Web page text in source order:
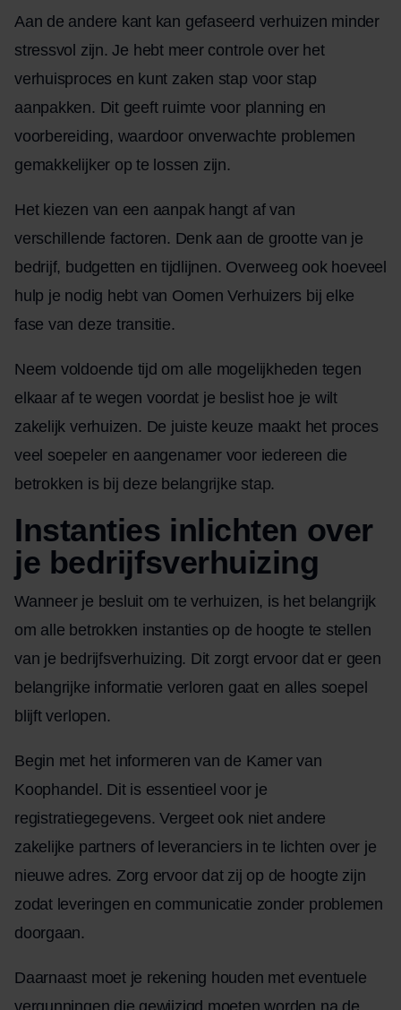
Aan de andere kant kan gefaseerd verhuizen minder
stressvol zijn. Je hebt meer controle over het
verhuisproces en kunt zaken stap voor stap
aanpakken. Dit geeft ruimte voor planning en
voorbereiding, waardoor onverwachte problemen
gemakkelijker op te lossen zijn.
Het kiezen van een aanpak hangt af van
verschillende factoren. Denk aan de grootte van je
bedrijf, budgetten en tijdlijnen. Overweeg ook hoeveel
hulp je nodig hebt van Oomen Verhuizers bij elke
fase van deze transitie.
Neem voldoende tijd om alle mogelijkheden tegen
elkaar af te wegen voordat je beslist hoe je wilt
zakelijk verhuizen. De juiste keuze maakt het proces
veel soepeler en aangenamer voor iedereen die
betrokken is bij deze belangrijke stap.
Instanties inlichten over
je bedrijfsverhuizing
Wanneer je besluit om te verhuizen, is het belangrijk
om alle betrokken instanties op de hoogte te stellen
van je bedrijfsverhuizing. Dit zorgt ervoor dat er geen
belangrijke informatie verloren gaat en alles soepel
blijft verlopen.
Begin met het informeren van de Kamer van
Koophandel. Dit is essentieel voor je
registratiegegevens. Vergeet ook niet andere
zakelijke partners of leveranciers in te lichten over je
nieuwe adres. Zorg ervoor dat zij op de hoogte zijn
zodat leveringen en communicatie zonder problemen
doorgaan.
Daarnaast moet je rekening houden met eventuele
vergunningen die gewijzigd moeten worden na de